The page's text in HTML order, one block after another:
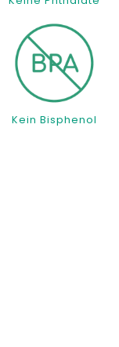
Kein Bisphenol